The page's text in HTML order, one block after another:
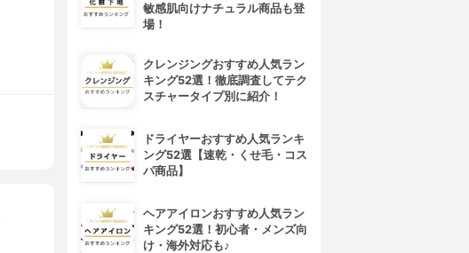
敏感肌向けナチュラル商品も登
場！
クレンジングおすすめ人気ラン
キング52選！徹底調査してテク
スチャータイプ別に紹介！
ドライヤーおすすめ人気ランキ
ング52選【速乾・くせ毛・コス
パ商品】
ヘアアイロンおすすめ人気ラン
キング52選！初心者・メンズ向
け・海外対応も♪